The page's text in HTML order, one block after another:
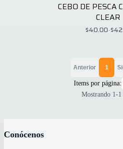
CEBO DE PESCA
CLEAR
$40.00-
Anterior 1
Items por página:
Mostrando 1-1
Conócenos